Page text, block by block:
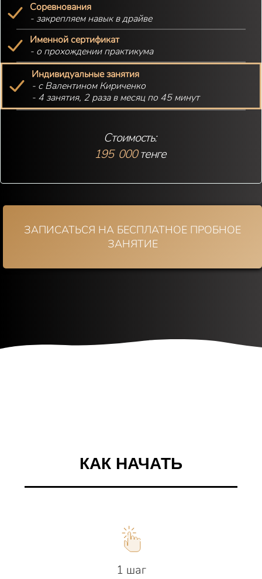
Соревнования
- закрепляем навык в драйве
Именной сертификат
- о прохождении практикума
Индивидуальные занятия
- с Валентином Кириченко
- 4 занятия, 2 раза в месяц по 45 минут
Стоимость:
195 000тенге
ЗАПИСАТЬСЯ НА БЕСПЛАТНОЕ ПРОБНОЕ
ЗАНЯТИЕ
КАК НАЧАТЬ
1 шаг